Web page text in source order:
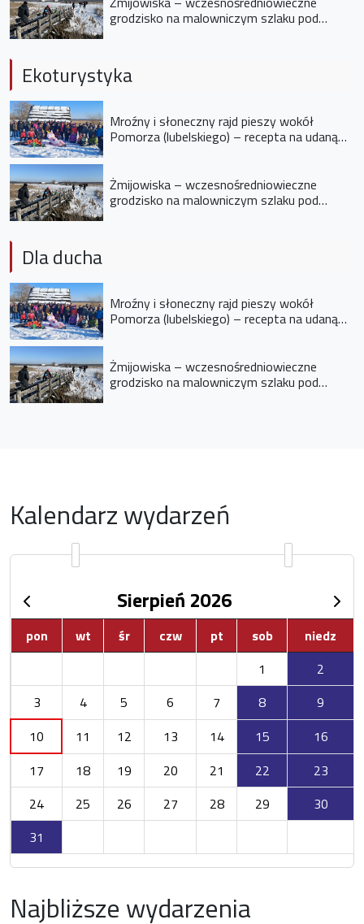
grodzisko na malowniczym szlaku pod
Ekoturystyka
Mroźny i słoneczny rajd pieszy wokół
Pomorza (lubelskiego) – recepta na udaną
Żmijowiska – wczesnośredniowieczne
grodzisko na malowniczym szlaku pod
Dla ducha
Mroźny i słoneczny rajd pieszy wokół
Pomorza (lubelskiego) – recepta na udaną
Żmijowiska – wczesnośredniowieczne
grodzisko na malowniczym szlaku pod
Kalendarz wydarzeń
Sierpień 2026
pon wt śr czw pt sob
niedz
1
2
3
4 5 6 7 8
9
10
11 12 13 14 15
16
17
18 19 20 21 22
23
24
25 26 27 28 29
30
31
Najbliższe wydarzenia